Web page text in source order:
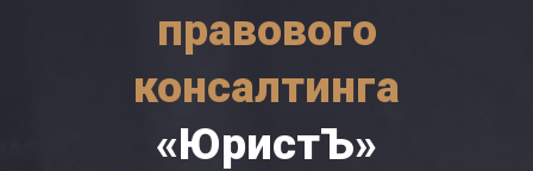
правового
консалтинга
«ЮристЪ»